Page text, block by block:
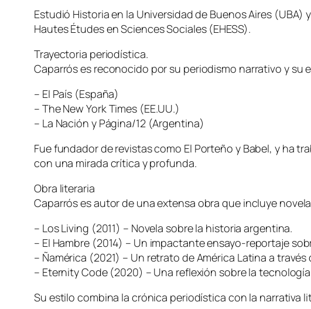
Estudió Historia en la Universidad de Buenos Aires
Hautes Études en Sciences Sociales (EHESS).
Trayectoria periodística.
Caparrós es reconocido por su periodismo narrativo y
– El País (España)
– The New York Times (EE.UU.)
– La Nación y Página/12 (Argentina)
Fue fundador de revistas como El Porteño y Babel, y ha
con una mirada crítica y profunda.
Obra literaria
Caparrós es autor de una extensa obra que incluye
– Los Living (2011) – Novela sobre la historia argentina.
– El Hambre (2014) – Un impactante ensayo-reportaje
– Ñamérica (2021) – Un retrato de América Latina a
– Eternity Code (2020) – Una reflexión sobre la
Su estilo combina la crónica periodística con la narrativa